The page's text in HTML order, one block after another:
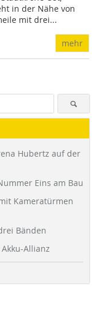
in der Nähe von
mit drei...
mehr
Hubertz auf der
Eins am Bau
Kameratürmen
Bänden
Allianz